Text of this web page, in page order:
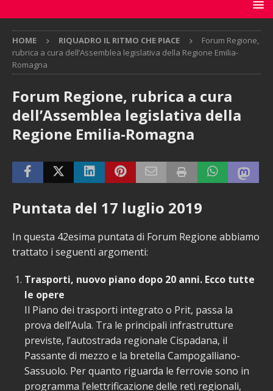
HOME RIQUADRO IL RITMO CHE PIACE
Forum Regione,
rubrica a cura dell’Assemblea legislativa della Regione Emilia-
Romagna
Forum Regione, rubrica a cura
dell’Assemblea legislativa della
Regione Emilia-Romagna
Puntata del 17 luglio 2019
In questa 42esima puntata di Forum Regione abbiamo
trattato i seguenti argomenti:
Trasporti, nuovo piano dopo 20 anni. Ecco tutte
le opere
Il Piano dei trasporti integrato o Prit, passa la
prova dell’Aula. Tra le principali infrastrutture
previste, l’autostrada regionale Cispadana, il
Passante di mezzo e la bretella Campogalliano-
Sassuolo. Per quanto riguarda le ferrovie sono in
programma l’elettrificazione delle reti regionali,